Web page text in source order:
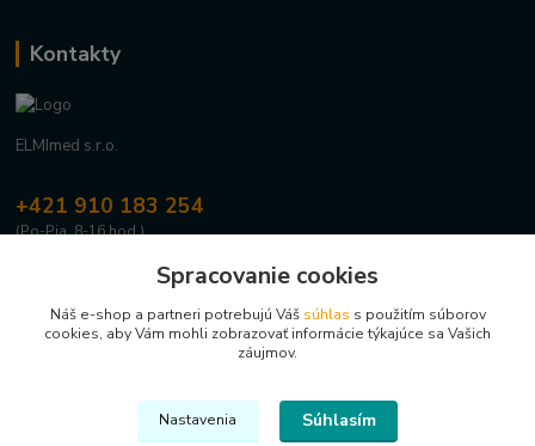
Kontakty
ELMImed s.r.o.
+421 910 183 254
(Po-Pia, 8-16 hod.)
info@elmimed.skSpracovanie cookies
Náš e-shop a partneri potrebujú Váš súhlas s použitím súborov
cookies, aby Vám mohli zobrazovať informácie týkajúce sa Vašich
záujmov.
Nastavenia Súhlasím